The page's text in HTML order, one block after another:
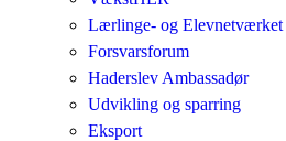
Lærlinge- og Elevnetværket
Forsvarsforum
Haderslev Ambassadør
Udvikling og sparring
Eksport